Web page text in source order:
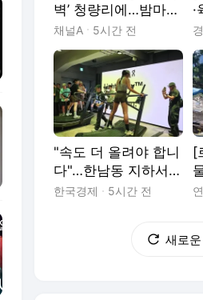
벽’ 청량리에…밤마다
벌어지는 ‘노상방뇨
전쟁’
채널A 5시간 전
·
"속도 더 올려야 합니
다"…한남동 지하서
'3분 전력질주'
한국경제 5시간 전
[
새로운